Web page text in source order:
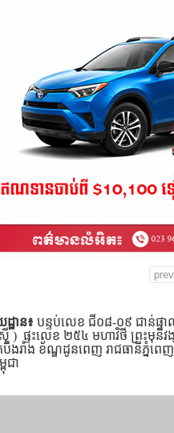
prev
ឋាន៖ បន្ទប់លេខ ជី០៨-០៩ ជាន់ផ្ទា
) ផ្ទះលេខ ២៥៤ មហាវិថី ព្រះមុនីវ
បឹងរាំង ខ័ណ្ឌដូនពេញ រាជធានីភ្នំពេញ
ជា